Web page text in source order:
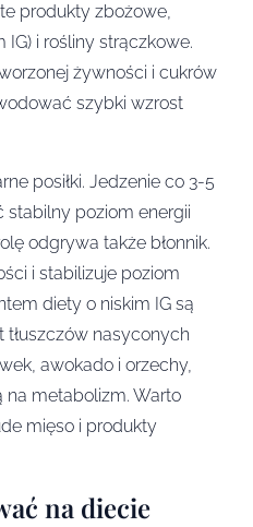
produkty zbożowe,
i rośliny strączkowe.
żywności i cukrów
szybki wzrost
posiłki. Jedzenie co 3-5
poziom energii
odgrywa także błonnik.
i stabilizuje poziom
diety o niskim IG są
tłuszczów nasyconych
awokado i orzechy,
na metabolizm. Warto
mięso i produkty
na diecie